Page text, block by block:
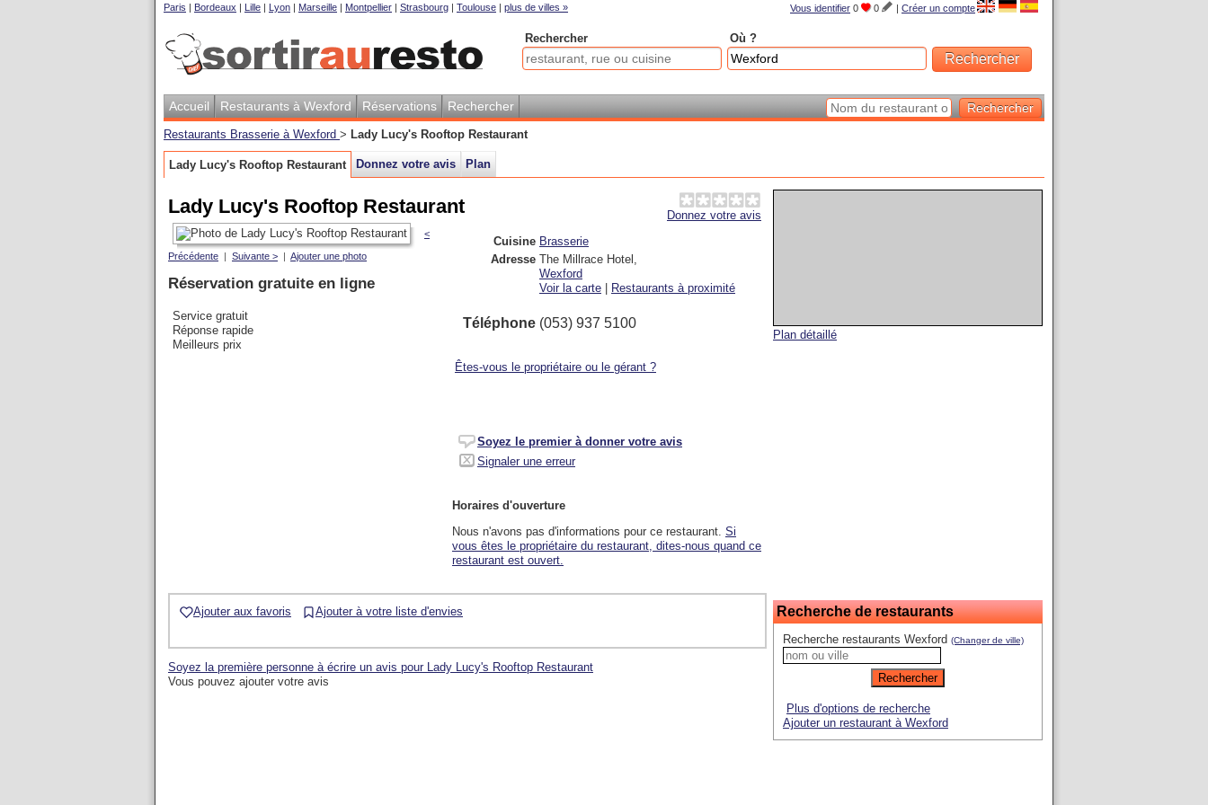
Vous identifier 0 0 | Créer un compte
Paris | Bordeaux | Lille | Lyon | Marseille | Montpellier | Strasbourg | Toulouse | plus de villes »
Rechercher Où ?
Accueil Restaurants à Wexford Réservations Rechercher
Restaurants Brasserie à Wexford > Lady Lucy's Rooftop Restaurant
Lady Lucy's Rooftop Restaurant Donnez votre avis Plan
Plan détaillé
Recherche de restaurants
Recherche restaurants Wexford (Changer de ville)
Plus d'options de recherche
Ajouter un restaurant à Wexford
Donnez votre avis
Lady Lucy's Rooftop Restaurant
Cuisine Brasserie
Adresse The Millrace Hotel ,
Wexford
Voir la carte
Restaurants à proximité
Téléphone (053) 937 5100
Êtes-vous le propriétaire ou le gérant ?
Soyez le premier à donner votre avis
Signaler une erreur
Horaires d'ouverture
Nous n'avons pas d'informations pour ce restaurant. Si
vous êtes le propriétaire du restaurant, dites-nous quand ce
restaurant est ouvert.
<
Précédente | Suivante > | Ajouter une photo
Réservation gratuite en ligne
Service gratuit
Réponse rapide
Meilleurs prix
Ajouter aux favoris Ajouter à votre liste d'envies
Soyez la première personne à écrire un avis pour Lady Lucy's Rooftop Restaurant
Vous pouvez ajouter votre avis